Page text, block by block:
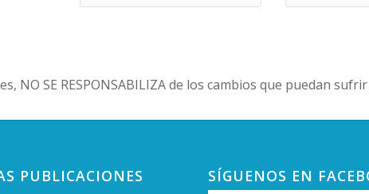
NO SE RESPONSABILIZA de los cambios que puedan
PUBLICACIONES SÍGUENOS EN